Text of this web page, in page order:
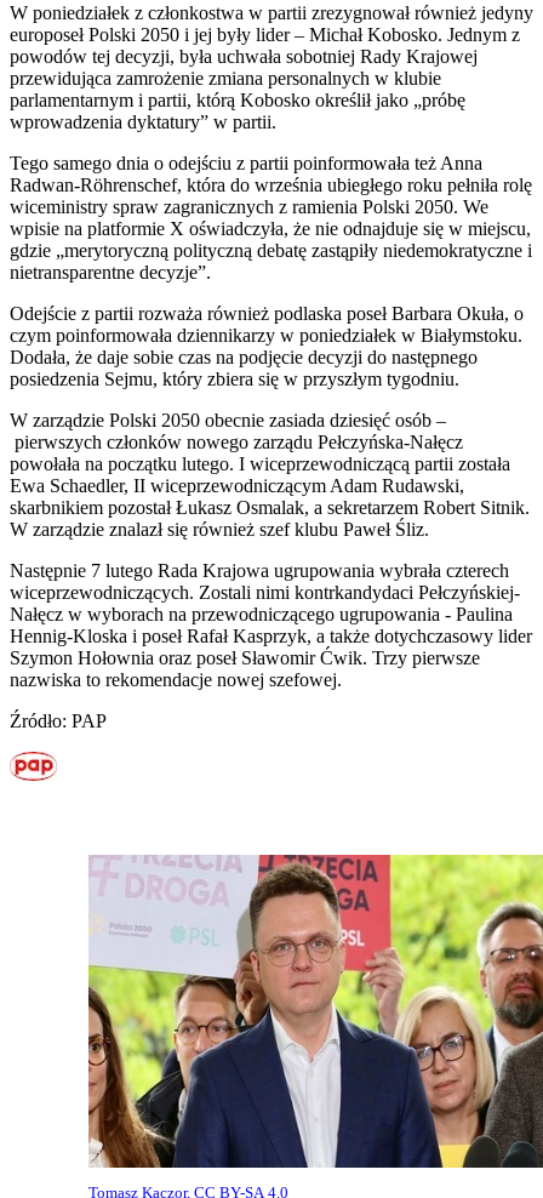
W poniedziałek z członkostwa w partii zrezygnował również jedyny
europoseł Polski 2050 i jej były lider – Michał Kobosko. Jednym z
powodów tej decyzji, była uchwała sobotniej Rady Krajowej
przewidująca zamrożenie zmiana personalnych w klubie
parlamentarnym i partii, którą Kobosko określił jako „próbę
wprowadzenia dyktatury” w partii.
Tego samego dnia o odejściu z partii poinformowała też Anna
Radwan-Röhrenschef, która do września ubiegłego roku pełniła rolę
wiceministry spraw zagranicznych z ramienia Polski 2050. We
wpisie na platformie X oświadczyła, że nie odnajduje się w miejscu,
gdzie „merytoryczną polityczną debatę zastąpiły niedemokratyczne i
nietransparentne decyzje”.
Odejście z partii rozważa również podlaska poseł Barbara Okuła, o
czym poinformowała dziennikarzy w poniedziałek w Białymstoku.
Dodała, że daje sobie czas na podjęcie decyzji do następnego
posiedzenia Sejmu, który zbiera się w przyszłym tygodniu.
W zarządzie Polski 2050 obecnie zasiada dziesięć osób –
pierwszych członków nowego zarządu Pełczyńska-Nałęcz
powołała na początku lutego. I wiceprzewodniczącą partii została
Ewa Schaedler, II wiceprzewodniczącym Adam Rudawski,
skarbnikiem pozostał Łukasz Osmalak, a sekretarzem Robert Sitnik.
W zarządzie znalazł się również szef klubu Paweł Śliz.
Następnie 7 lutego Rada Krajowa ugrupowania wybrała czterech
wiceprzewodniczących. Zostali nimi kontrkandydaci Pełczyńskiej-
Nałęcz w wyborach na przewodniczącego ugrupowania - Paulina
Hennig-Kloska i poseł Rafał Kasprzyk, a także dotychczasowy lider
Szymon Hołownia oraz poseł Sławomir Ćwik. Trzy pierwsze
nazwiska to rekomendacje nowej szefowej.
Źródło: PAP
Tomasz Kaczor, CC BY-SA 4.0